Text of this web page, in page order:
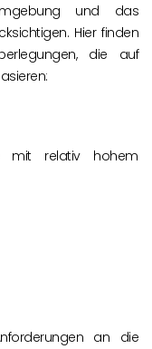
und das
Hier finden
die auf
mit relativ hohem
an die